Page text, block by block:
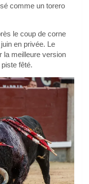
comme un torero
le coup de corne
en privée. Le
la meilleure version
fêté.